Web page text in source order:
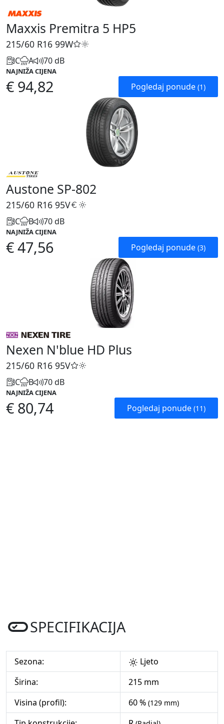
Maxxis Premitra 5 HP5
215/60 R16 99W
C A 70 dB
NAJNIŽA CIJENA
€ 94,82 Pogledaj ponude (1)
Austone SP-802
215/60 R16 95V
C B 70 dB
NAJNIŽA CIJENA
€ 47,56 Pogledaj ponude (3)
Nexen N'blue HD Plus
215/60 R16 95V
C B 70 dB
NAJNIŽA CIJENA
€ 80,74 Pogledaj ponude (11)
SPECIFIKACIJA
Sezona:
Ljeto
Širina:
215 mm
Visina (profil):
60 % (129 mm)